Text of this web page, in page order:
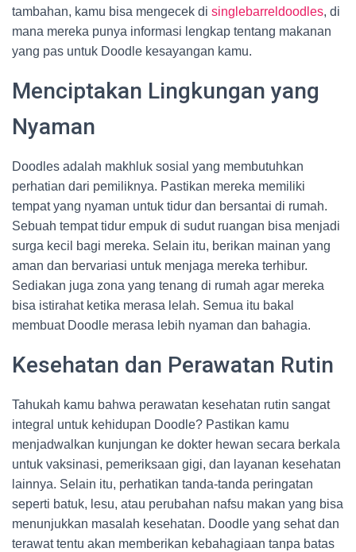
tambahan, kamu bisa mengecek di singlebarreldoodles, di
mana mereka punya informasi lengkap tentang makanan
yang pas untuk Doodle kesayangan kamu.
Menciptakan Lingkungan yang
Nyaman
Doodles adalah makhluk sosial yang membutuhkan
perhatian dari pemiliknya. Pastikan mereka memiliki
tempat yang nyaman untuk tidur dan bersantai di rumah.
Sebuah tempat tidur empuk di sudut ruangan bisa menjadi
surga kecil bagi mereka. Selain itu, berikan mainan yang
aman dan bervariasi untuk menjaga mereka terhibur.
Sediakan juga zona yang tenang di rumah agar mereka
bisa istirahat ketika merasa lelah. Semua itu bakal
membuat Doodle merasa lebih nyaman dan bahagia.
Kesehatan dan Perawatan Rutin
Tahukah kamu bahwa perawatan kesehatan rutin sangat
integral untuk kehidupan Doodle? Pastikan kamu
menjadwalkan kunjungan ke dokter hewan secara berkala
untuk vaksinasi, pemeriksaan gigi, dan layanan kesehatan
lainnya. Selain itu, perhatikan tanda-tanda peringatan
seperti batuk, lesu, atau perubahan nafsu makan yang bisa
menunjukkan masalah kesehatan. Doodle yang sehat dan
terawat tentu akan memberikan kebahagiaan tanpa batas